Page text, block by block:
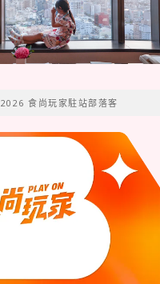
2026 食尚玩家駐站部落客